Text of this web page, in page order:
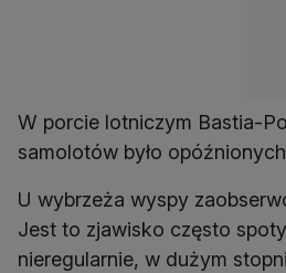
W porcie lotniczym Bastia-
samolotów było
U wybrzeża wyspy
Jest to zjawisko często
nieregularnie, w dużym